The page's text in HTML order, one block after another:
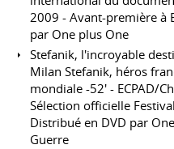
2009 - Avant-première à
par One plus One
Stefanik, l'incroyable
Milan Stefanik, héros
mondiale -52' - ECPAD/
Sélection officielle
Distribué en DVD par
Guerre